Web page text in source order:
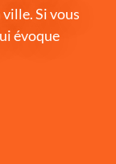
Si vous
évoque